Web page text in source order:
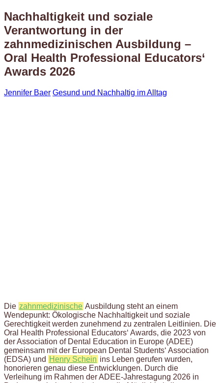
Nachhaltigkeit und soziale
Verantwortung in der
zahnmedizinischen Ausbildung –
Oral Health Professional Educators‘
Awards 2026
Jennifer Baer Gesund und Nachhaltig im Alltag
Die zahnmedizinische Ausbildung steht an einem
Wendepunkt: Ökologische Nachhaltigkeit und soziale
Gerechtigkeit werden zunehmend zu zentralen Leitlinien. Die
Oral Health Professional Educators‘ Awards, die 2023 von
der Association of Dental Education in Europe (ADEE)
gemeinsam mit der European Dental Students‘ Association
(EDSA) und Henry Schein ins Leben gerufen wurden,
honorieren genau diese Entwicklungen. Durch die
Verleihung im Rahmen der ADEE-Jahrestagung 2026 in